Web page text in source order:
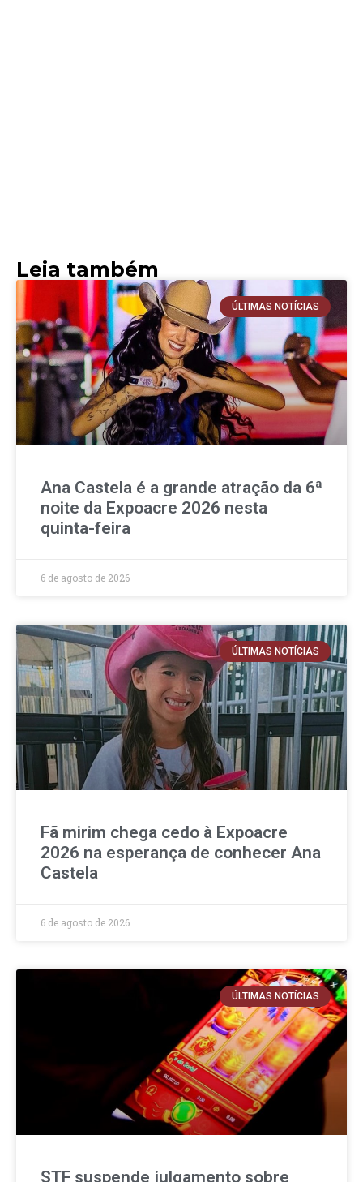
Leia também
ÚLTIMAS NOTÍCIAS
Ana Castela é a grande atração da 6ª
noite da Expoacre 2026 nesta
quinta-feira
6 de agosto de 2026
ÚLTIMAS NOTÍCIAS
Fã mirim chega cedo à Expoacre
2026 na esperança de conhecer Ana
Castela
6 de agosto de 2026
ÚLTIMAS NOTÍCIAS
STF suspende julgamento sobre